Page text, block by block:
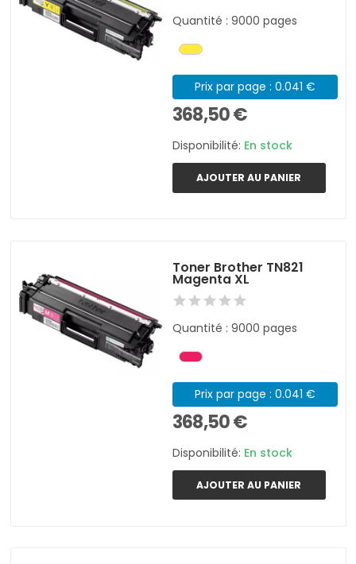
Quantité : 9000 pages
Prix par page : 0.041 €
368,50 €
Disponibilité: En stock
AJOUTER AU PANIER
Toner Brother TN821
Magenta XL
Quantité : 9000 pages
Prix par page : 0.041 €
368,50 €
Disponibilité: En stock
AJOUTER AU PANIER